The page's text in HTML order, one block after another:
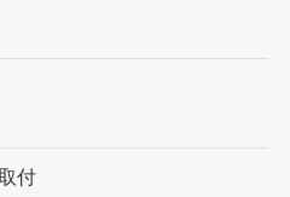
付